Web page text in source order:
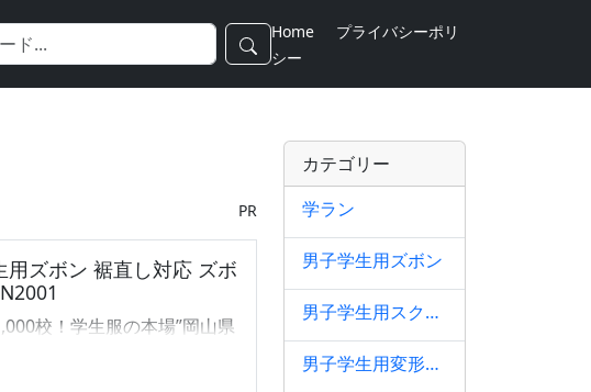
Home
プライバシーポリ
シー
PR
ズボン 裾直し対応 ズボ
校！学生服の本場”岡山県
ーカーNIPPI ニッピ ならで
」高品質な学生服をお買い
カテゴリー
学ラン
男子学生用ズボン
男子学生用スクールシャツ
男子学生用変形学生服